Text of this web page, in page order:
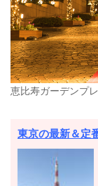
恵比寿ガーデンプ
東京の最新＆定